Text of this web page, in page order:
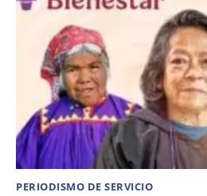
PERIODISMO DE SERVICIO